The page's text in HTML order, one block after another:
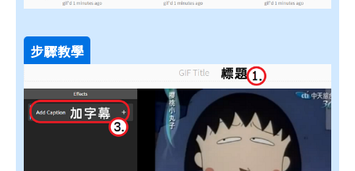
步驟教學